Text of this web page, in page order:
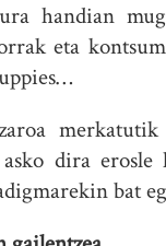
handian
eta
dira
bat